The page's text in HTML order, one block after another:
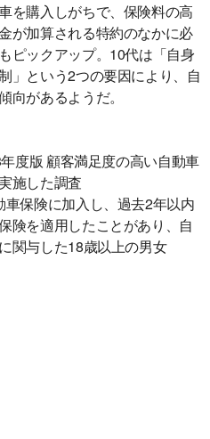
を購入しがちで、保険料の高
が加算される特約のなかに必
ピックアップ。10代は「自身
」という2つの要因により、自
向があるようだ。
度版 顧客満足度の高い自動車
施した調査
保険に加入し、過去2年以内
険を適用したことがあり、自
関与した18歳以上の男女